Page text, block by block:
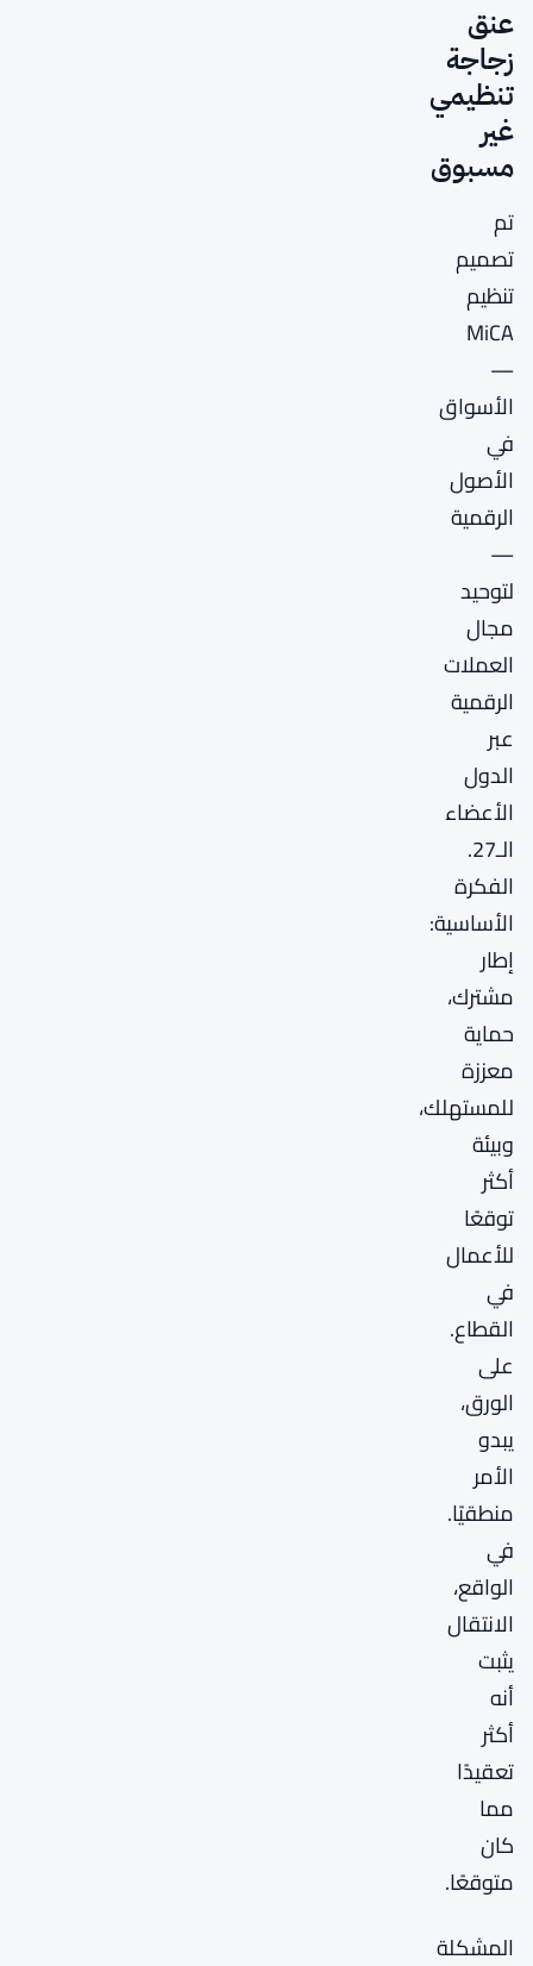
عنق
زجاجة
تنظيمي
غير
مسبوق
تم
تصميم
تنظيم
MiCA
—
الأسواق
في
الأصول
الرقمية
—
لتوحيد
مجال
العملات
الرقمية
عبر
الدول
الأعضاء
الـ27.
الفكرة
الأساسية:
إطار
مشترك،
حماية
معززة
للمستهلك،
وبيئة
أكثر
توقعًا
للأعمال
في
القطاع.
على
الورق،
يبدو
الأمر
منطقيًا.
في
الواقع،
الانتقال
يثبت
أنه
أكثر
تعقيدًا
مما
كان
متوقعًا.
المشكلة